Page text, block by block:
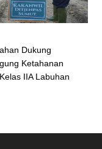
Dukung
Ketahanan
IIA Labuhan